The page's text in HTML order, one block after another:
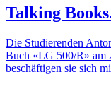
Talking
Die Studierenden
Buch «LG 500/R» am
beschäftigen sie sich